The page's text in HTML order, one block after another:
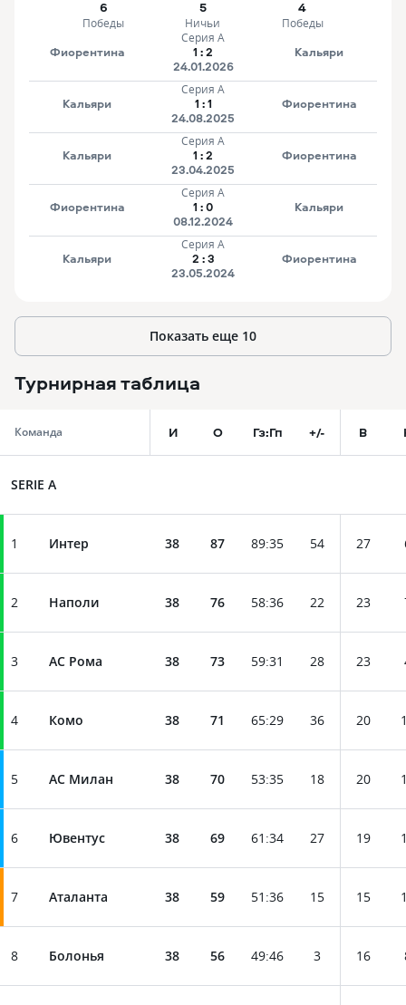
6
Победы
5
Ничьи
4
Победы
Фиорентина
Серия А
1 :2
24.01.2026
Кальяри
Кальяри
Серия А
1 :1
24.08.2025
Фиорентина
Кальяри
Серия А
1 :2
23.04.2025
Фиорентина
Фиорентина
Серия А
1 :0
08.12.2024
Кальяри
Кальяри
Серия А
2 :3
23.05.2024
Фиорентина
Показать еще 10
Турнирная таблица
Команда И О Гз:Гп +/- В
SERIE A
1 Интер 38 87 89:35 54 27
2 Наполи 38 76 58:36 22 23
3 АС Рома 38 73 59:31 28 23
4 Комо 38 71 65:29 36 20
5 АС Милан 38 70 53:35 18 20
6 Ювентус 38 69 61 :34 27 19
7 Аталанта 38 59 51 :36 15 15
8 Болонья 38 56 49:46 3 16